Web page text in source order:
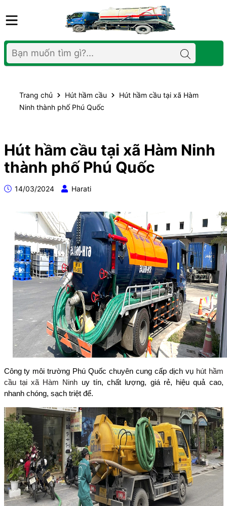
Trang chủ Hút hầm cầu
Hút hầm cầu tại xã Hàm
Ninh thành phố Phú Quốc
Hút hầm cầu tại xã Hàm Ninh
thành phố Phú Quốc
14/03/2024 Harati
Công ty môi trường Phú Quốc chuyên cung cấp dịch vụ hút hầm
cầu tại xã Hàm Ninh uy tín, chất lượng, giá rẻ, hiệu quả cao,
nhanh chóng, sạch triệt để.